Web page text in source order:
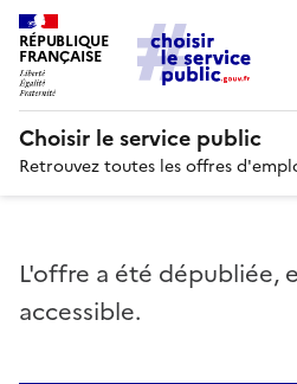
RÉPUBLIQUE
FRANÇAISE
Choisir le service public
Retrouvez toutes les offres
L'offre a été dépubliée,
accessible.